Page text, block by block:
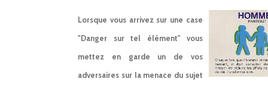
Lorsque vous arrivez sur une case
"Danger sur tel élément" vous
mettez en garde un de vos
adversaires sur la menace du sujet